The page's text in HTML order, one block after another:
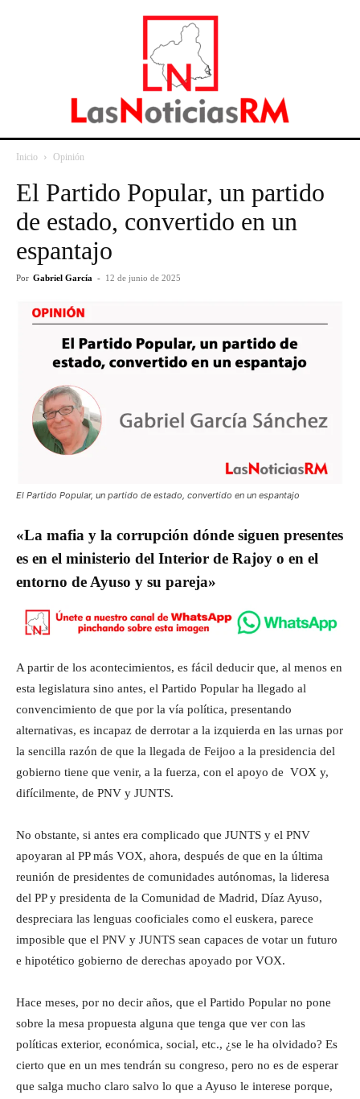
Inicio Opinión
El Partido Popular, un partido
de estado, convertido en un
espantajo
Por Gabriel García - 12 de junio de 2025
El Partido Popular, un partido de estado, convertido en un espantajo
«La mafia y la corrupción dónde siguen presentes
es en el ministerio del Interior de Rajoy o en el
entorno de Ayuso y su pareja»
A partir de los acontecimientos, es fácil deducir que, al menos en
esta legislatura sino antes, el Partido Popular ha llegado al
convencimiento de que por la vía política, presentando
alternativas, es incapaz de derrotar a la izquierda en las urnas por
la sencilla razón de que la llegada de Feijoo a la presidencia del
gobierno tiene que venir, a la fuerza, con el apoyo de VOX y,
difícilmente, de PNV y JUNTS.
No obstante, si antes era complicado que JUNTS y el PNV
apoyaran al PP más VOX, ahora, después de que en la última
reunión de presidentes de comunidades autónomas, la lideresa
del PP y presidenta de la Comunidad de Madrid, Díaz Ayuso,
despreciara las lenguas cooficiales como el euskera, parece
imposible que el PNV y JUNTS sean capaces de votar un futuro
e hipotético gobierno de derechas apoyado por VOX.
Hace meses, por no decir años, que el Partido Popular no pone
sobre la mesa propuesta alguna que tenga que ver con las
políticas exterior, económica, social, etc., ¿se le ha olvidado? Es
cierto que en un mes tendrán su congreso, pero no es de esperar
que salga mucho claro salvo lo que a Ayuso le interese porque,